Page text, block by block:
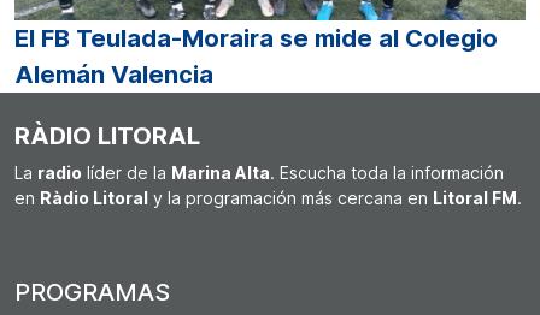
El FB Teulada-Moraira se mide al Colegio
Alemán Valencia
RÀDIO LITORAL
La radio líder de la Marina Alta. Escucha toda la información
en Ràdio Litoral y la programación más cercana en Litoral FM.
PROGRAMAS